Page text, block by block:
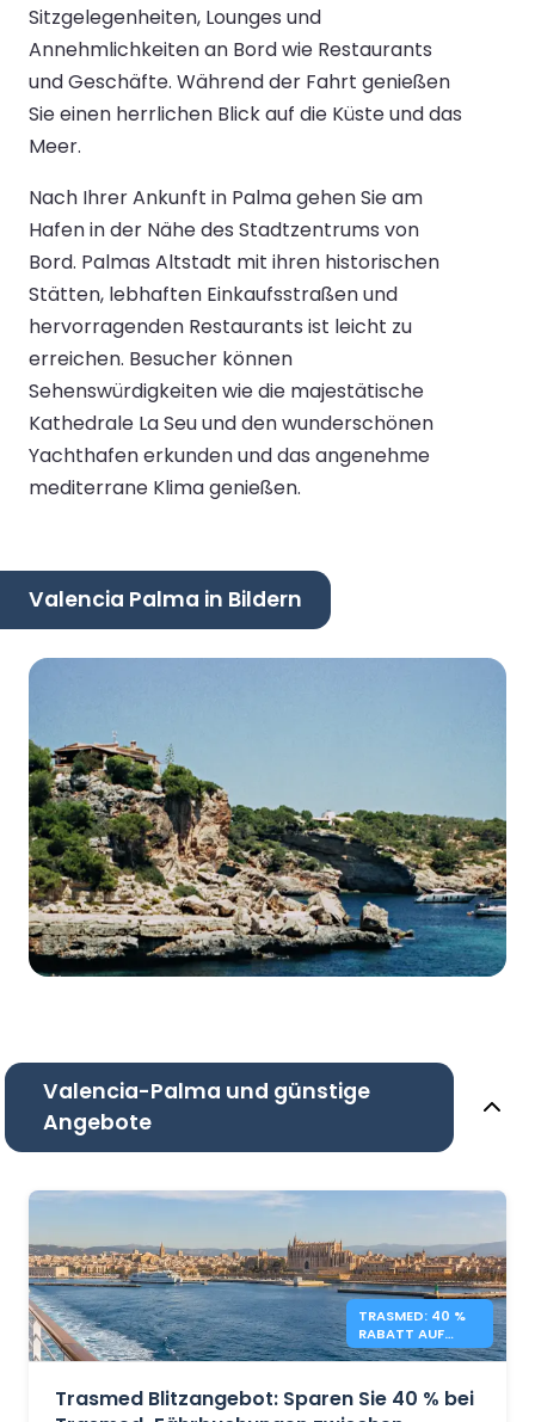
Sitzgelegenheiten, Lounges und
Annehmlichkeiten an Bord wie Restaurants
und Geschäfte. Während der Fahrt genießen
Sie einen herrlichen Blick auf die Küste und das
Meer.
Nach Ihrer Ankunft in Palma gehen Sie am
Hafen in der Nähe des Stadtzentrums von
Bord. Palmas Altstadt mit ihren historischen
Stätten, lebhaften Einkaufsstraßen und
hervorragenden Restaurants ist leicht zu
erreichen. Besucher können
Sehenswürdigkeiten wie die majestätische
Kathedrale La Seu und den wunderschönen
Yachthafen erkunden und das angenehme
mediterrane Klima genießen.
Valencia Palma in Bildern
Valencia-Palma und günstige
Angebote
TRASMED: 40 %
RABATT AUF
BALEAREN-
BLITZANGEBOT
Trasmed Blitzangebot: Sparen Sie 40 % bei